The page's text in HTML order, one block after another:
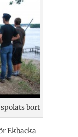
bort
Ekbacka